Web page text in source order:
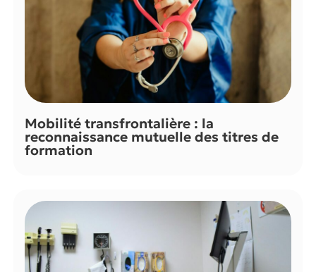
Mobilité transfrontalière : la
reconnaissance mutuelle des titres de
formation